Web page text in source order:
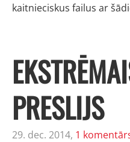
kaitnieciskus failus ar
PRESLIJS
29. dec. 2014, 1